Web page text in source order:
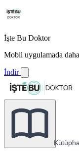
İşte Bu Doktor
Mobil uygulamada daha
İndir